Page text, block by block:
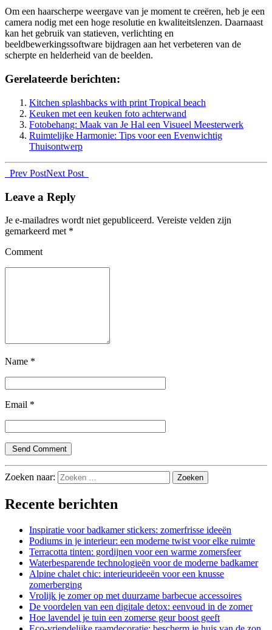
Om een haarscherpe weergave van je moment te creëren, heb je een
camera nodig met een hoge resolutie en kwaliteitslenzen. Daarnaast
kan het gebruik van statieven, verlichting en
beeldbewerkingssoftware bijdragen aan het verbeteren van de
scherpte en helderheid van de beelden.
Gerelateerde berichten:
Kitchen splashbacks with print Tropical beach
Keuken met een keuken foto achterwand
Fotobehang: Maak van Je Hal een Visueel Meesterwerk
Ruimtelijke Harmonie: Tips voor een Evenwichtig
Thuisontwerp
Prev PostNext Post
Leave a Reply
Je e-mailadres wordt niet gepubliceerd. Vereiste velden zijn
gemarkeerd met *
Comment
Name *
Email *
Zoeken naar:
Recente berichten
Inspiratie voor badkamer stickers: zomerfrisse ideeën
Podiums in je interieur: een moderne twist voor elke ruimte
Terracotta tinten: gordijnen voor een warme zomersfeer
Waterbesparende technologieën voor de moderne badkamer
Alpine chalet chic: interieurideeën voor een knusse
zomerberging
Vrolijk je zomer op met duurzame barbecue accessoires
De voordelen van een digitale detox: eenvoud in de zomer
Hoe lavendel je tuin een zomerse geur boost geeft